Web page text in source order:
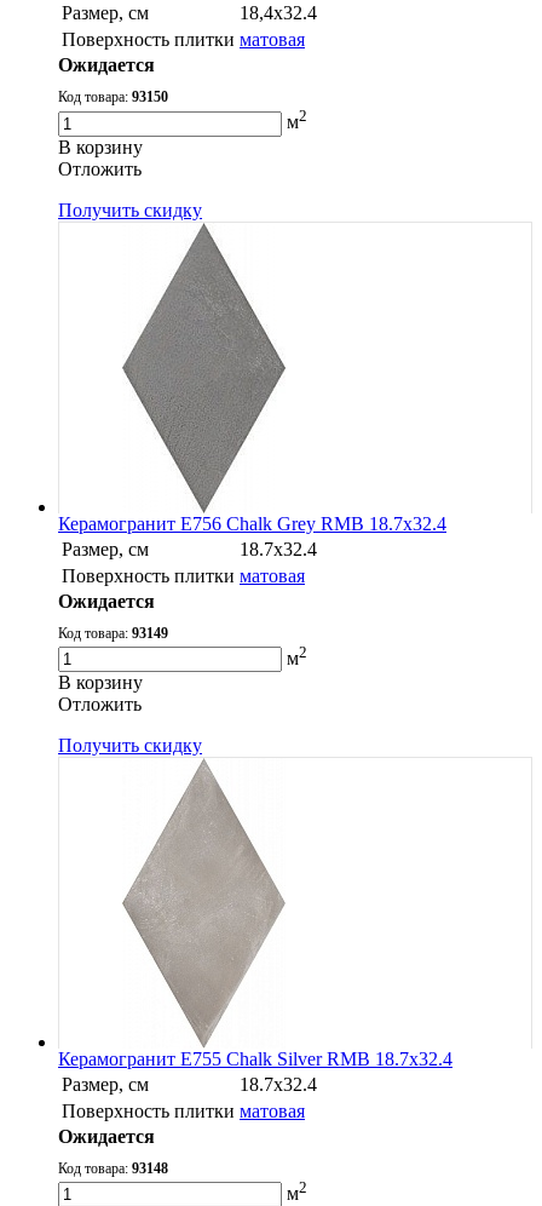
Размер, см
18,4x32.4
Поверхность плитки матовая
Ожидается
Код товара: 93150
м2
В корзину
Oтложить
Получить скидку
Керамогранит E756 Chalk Grey RMB 18.7x32.4
Размер, см
18.7x32.4
Поверхность плитки матовая
Ожидается
Код товара: 93149
м2
В корзину
Oтложить
Получить скидку
Керамогранит E755 Chalk Silver RMB 18.7x32.4
Размер, см
18.7x32.4
Поверхность плитки матовая
Ожидается
Код товара: 93148
м2